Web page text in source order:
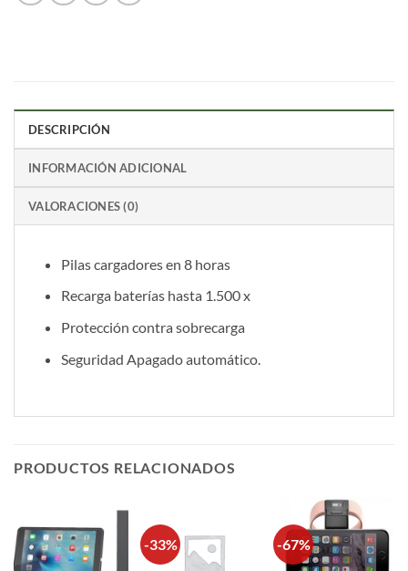
DESCRIPCIÓN
INFORMACIÓN ADICIONAL
VALORACIONES (0)
Pilas cargadores en 8 horas
Recarga baterías hasta 1.500 x
Protección contra sobrecarga
Seguridad Apagado automático.
PRODUCTOS RELACIONADOS
-33% -67%